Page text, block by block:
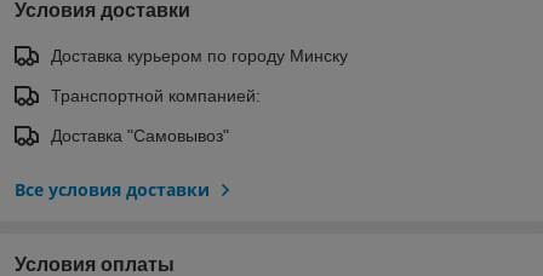
Условия доставки
Доставка курьером по городу Минску
Транспортной компанией:
Доставка "Самовывоз"
Все условия доставки
Условия оплаты